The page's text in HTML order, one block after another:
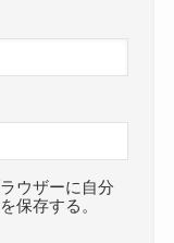
ウザーに自分
保存する。